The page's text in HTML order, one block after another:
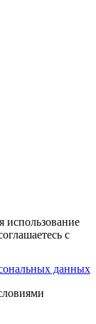
данных
использование
с